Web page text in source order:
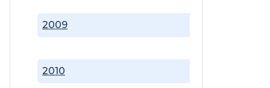
2009
2010